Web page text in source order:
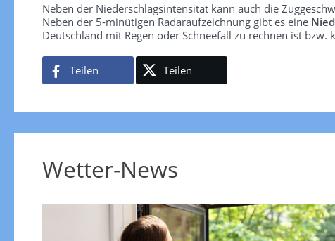
Neben der Niederschlagsintensität kann auch die
Neben der 5-minütigen Radaraufzeichnung gibt es eine
Deutschland mit Regen oder Schneefall zu rechnen ist
Teilen Teilen
Wetter-News